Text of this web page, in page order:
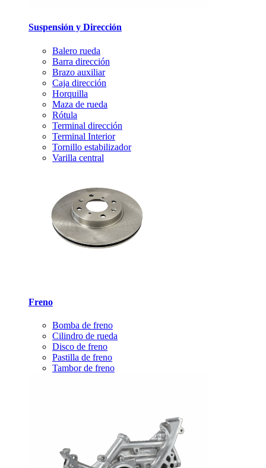
Suspensión y Dirección
Balero rueda
Barra dirección
Brazo auxiliar
Caja dirección
Horquilla
Maza de rueda
Rótula
Terminal dirección
Terminal Interior
Tornillo estabilizador
Varilla central
Freno
Bomba de freno
Cilindro de rueda
Disco de freno
Pastilla de freno
Tambor de freno